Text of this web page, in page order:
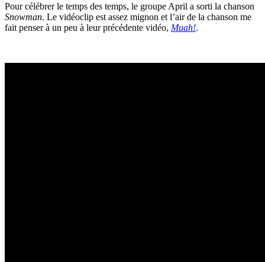
Pour célébrer le temps des temps, le groupe April a sorti la chanson
Snowman. Le vidéoclip est assez mignon et l’air de la chanson me
fait penser à un peu à leur précédente vidéo, Muah!.